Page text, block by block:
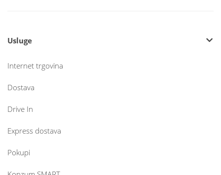
Usluge
Internet trgovina
Dostava
Drive In
Express dostava
Pokupi